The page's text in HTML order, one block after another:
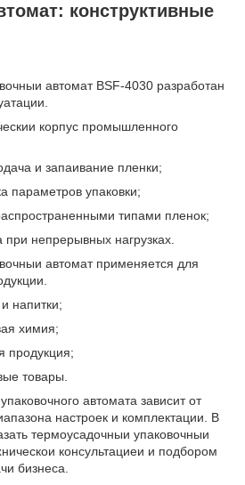
конструктивные
автомат BSF-4030 разработан
корпус промышленного
и запаивание пленки;
параметров упаковки;
типами пленок;
при непрерывных нагрузках.
автомат применяется для
напитки;
химия;
продукция;
товары.
автомата зависит от
настроек и комплектации. В
термоусадочныи упаковочныи
консультациеи и подбором
бизнеса.